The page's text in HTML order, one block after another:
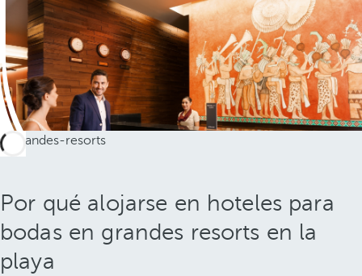
Por qué alojarse en hoteles para
bodas en grandes resorts en la
playa